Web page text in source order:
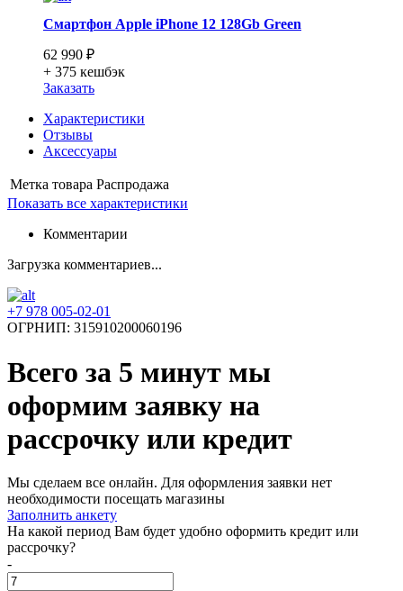
Смартфон Apple iPhone 12 128Gb Green
62 990 ₽
+ 375 кешбэк
Заказать
Характеристики
Отзывы
Аксессуары
Метка товара Распродажа
Показать все характеристики
Комментарии
Загрузка комментариев...
+7 978 005-02-01
ОГРНИП: 315910200060196
Всего за 5 минут мы
оформим заявку на
рассрочку или кредит
Мы сделаем все онлайн. Для оформления заявки нет
необходимости посещать магазины
Заполнить анкету
На какой период Вам будет удобно оформить кредит или
рассрочку?
-